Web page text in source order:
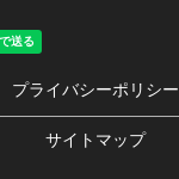
プライバシーポリシー
サイトマップ